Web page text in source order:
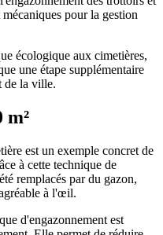
pour la gestion
écologique aux cimetières,
une étape supplémentaire
de la ville.
m²
est un exemple concret de
à cette technique de
remplacés par du gazon,
à l'œil.
d'engazonnement est